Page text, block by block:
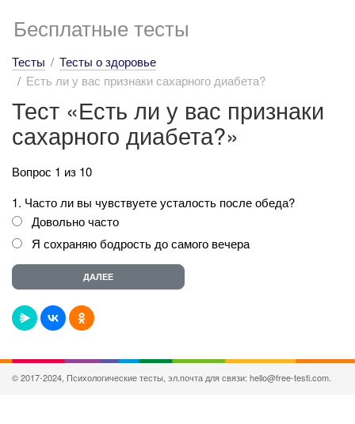
Бесплатные тесты
Тесты
Тесты о здоровье
Есть ли у вас признаки сахарного диабета?
Тест «Есть ли у вас признаки
сахарного диабета?»
Вопрос 1 из 10
1. Часто ли вы чувствуете усталость после обеда?
Довольно часто
Я сохраняю бодрость до самого вечера
© 2017-2024, Психологические тесты, эл.почта для связи: hello@free-testi.com.